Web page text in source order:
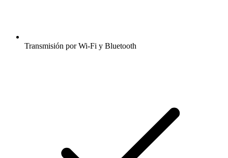
Transmisión por Wi-Fi y Bluetooth